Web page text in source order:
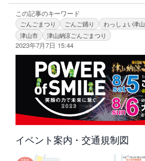
この記事のキーワード
ごんごまつり ごんご踊り わっしょい津山
津山市
津山納涼ごんごまつり
2023年7月7日 15:44
イベント案内・交通規制図